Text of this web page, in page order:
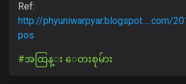
Ref:
http://phyuniwarpyar.blogspot.....com/
pos
#အထြန္း ေတးစုမ်ား